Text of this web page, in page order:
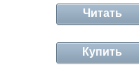
Читать
Купить